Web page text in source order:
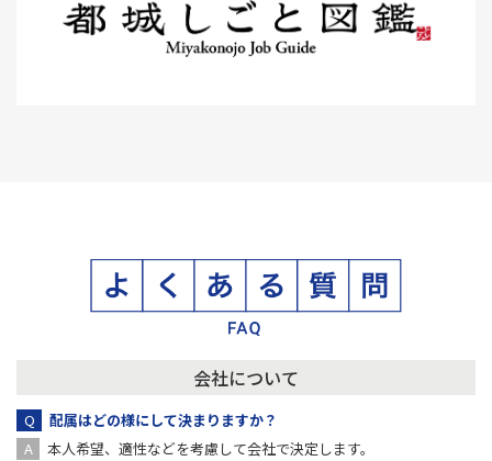
会社について
配属はどの様にして決まりますか？
本人希望、適性などを考慮して会社で決定します。